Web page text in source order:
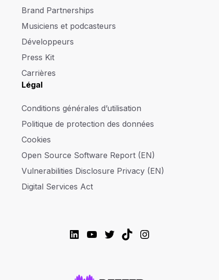
Brand Partnerships
Musiciens et podcasteurs
Développeurs
Press Kit
Carrières
Légal
Conditions générales d’utilisation
Politique de protection des données
Cookies
Open Source Software Report (EN)
Vulnerabilities Disclosure Privacy (EN)
Digital Services Act
LinkedIn
YouTube
Twitter
TikTokInstagram